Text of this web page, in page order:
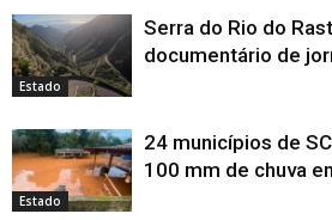
Estado
Serra do Rio do
documentário de
Estado
24 municípios de
100 mm de chuva